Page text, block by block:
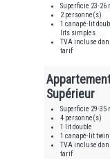
Superficie 23-26
2 personne(s)
1 canapé-lit
lits simples
TVA incluse
tarif
Supérieur
Superficie 29-35
4 personne(s)
1 lit double
1 canapé-lit twin
TVA incluse
tarif